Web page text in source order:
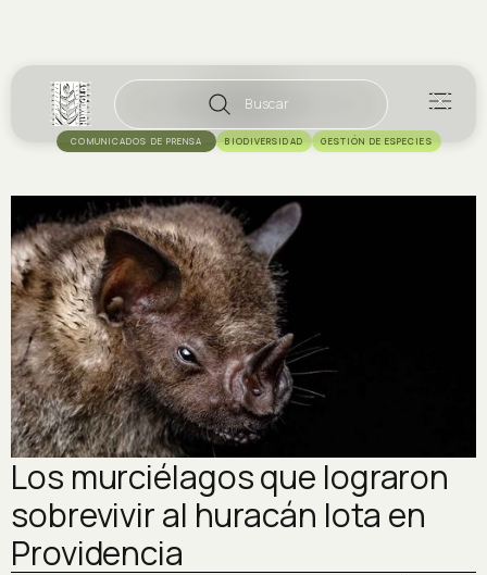
Buscar
COMUNICADOS DE PRENSA BIODIVERSIDAD GESTIÓN DE ESPECIES
Los murciélagos que lograron
sobrevivir al huracán Iota en
Providencia